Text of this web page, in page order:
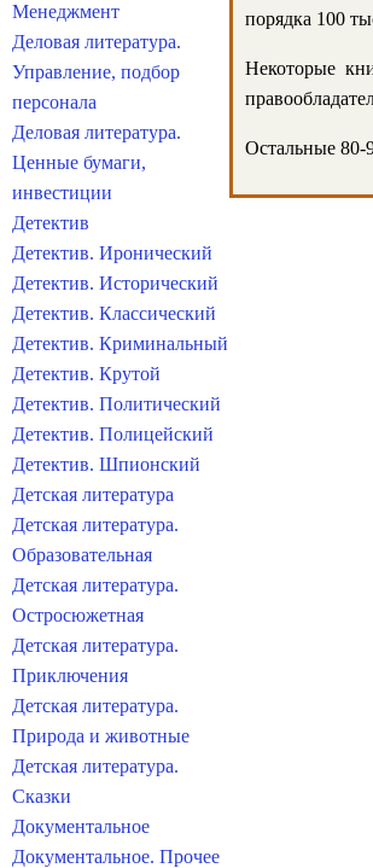
порядка 100
Некоторые
Остальные 80-
Менеджмент
Деловая литература.
Управление, подбор
персонала
Деловая литература.
Ценные бумаги,
инвестиции
Детектив
Детектив. Иронический
Детектив. Исторический
Детектив. Классический
Детектив. Криминальный
Детектив. Крутой
Детектив. Политический
Детектив. Полицейский
Детектив. Шпионский
Детская литература
Детская литература.
Образовательная
Детская литература.
Остросюжетная
Детская литература.
Приключения
Детская литература.
Природа и животные
Детская литература.
Сказки
Документальное
Документальное. Прочее